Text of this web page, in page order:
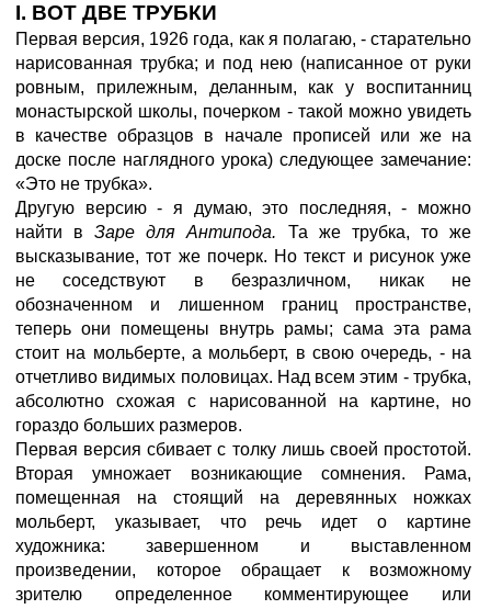
I. ВОТ ДВЕ ТРУБКИ
Первая версия, 1926 года, как я полагаю, - старательно
нарисованная трубка; и под нею (написанное от руки
ровным, прилежным, деланным, как у воспитанниц
монастырской школы, почерком - такой можно увидеть
в качестве образцов в начале прописей или же на
доске после наглядного урока) следующее замечание:
«Это не трубка».
Другую версию - я думаю, это последняя, - можно
найти вЗаре для Антипода. Та же трубка, то же
высказывание, тот же почерк. Но текст и рисунок уже
не соседствуют в безразличном, никак не
обозначенном и лишенном границ пространстве,
теперь они помещены внутрь рамы; сама эта рама
стоит на мольберте, а мольберт, в свою очередь, - на
отчетливо видимых половицах. Над всем этим - трубка,
абсолютно схожая с нарисованной на картине, но
гораздо больших размеров.
Первая версия сбивает с толку лишь своей простотой.
Вторая умножает возникающие сомнения. Рама,
помещенная на стоящий на деревянных ножках
мольберт, указывает, что речь идет о картине
художника: завершенном и выставленном
произведении, которое обращает к возможному
зрителю определенное комментирующее или